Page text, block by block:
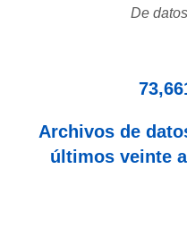
De
Archivos de
últimos veinte